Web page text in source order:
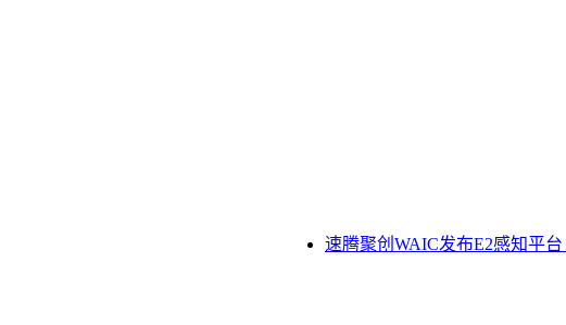
速腾聚创WAIC发布E2感知平台